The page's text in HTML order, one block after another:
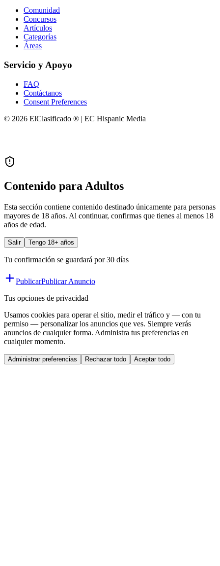
Comunidad
Concursos
Artículos
Categorías
Áreas
Servicio y Apoyo
FAQ
Contáctanos
Consent Preferences
© 2026 ElClasificado ® | EC Hispanic Media
Contenido para Adultos
Esta sección contiene contenido destinado únicamente para personas
mayores de 18 años. Al continuar, confirmas que tienes al menos 18
años de edad.
Salir Tengo 18+ años
Tu confirmación se guardará por 30 días
PublicarPublicar Anuncio
Tus opciones de privacidad
Usamos cookies para operar el sitio, medir el tráfico y — con tu
permiso — personalizar los anuncios que ves. Siempre verás
anuncios de cualquier forma. Administra tus preferencias en
cualquier momento.
Administrar preferencias Rechazar todo Aceptar todo